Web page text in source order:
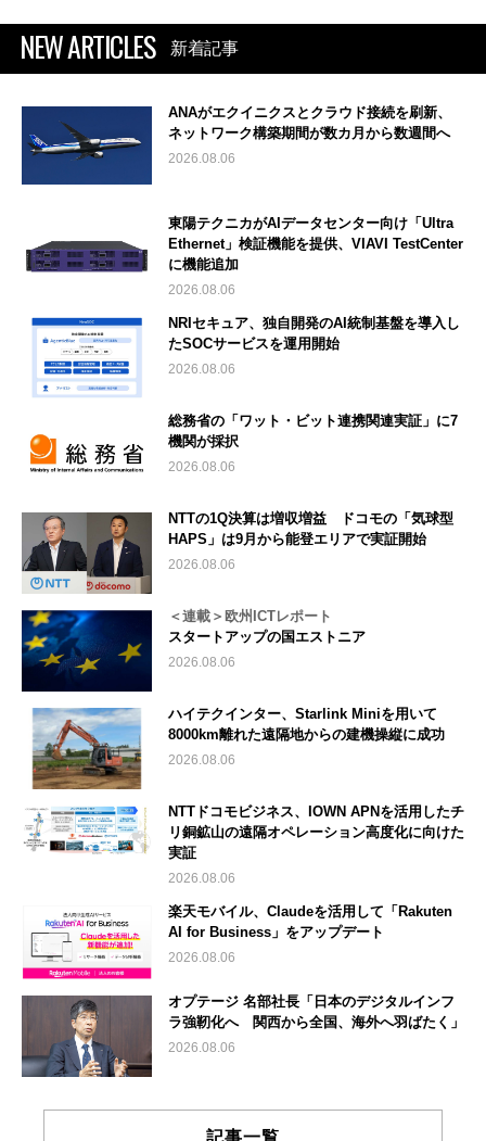
NEW ARTICLES 新着記事
ANAがエクイニクスとクラウド接続を刷新、
ネットワーク構築期間が数カ月から数週間へ
2026.08.06
東陽テクニカがAIデータセンター向け「Ultra
Ethernet」検証機能を提供、VIAVI TestCenter
に機能追加
2026.08.06
NRIセキュア、独自開発のAI統制基盤を導入し
たSOCサービスを運用開始
2026.08.06
総務省の「ワット・ビット連携関連実証」に7
機関が採択
2026.08.06
NTTの1Q決算は増収増益 ドコモの「気球型
HAPS」は9月から能登エリアで実証開始
2026.08.06
＜連載＞欧州ICTレポート
スタートアップの国エストニア
2026.08.06
ハイテクインター、Starlink Miniを用いて
8000km離れた遠隔地からの建機操縦に成功
2026.08.06
NTTドコモビジネス、IOWN APNを活用したチ
リ銅鉱山の遠隔オペレーション高度化に向けた
実証
2026.08.06
楽天モバイル、Claudeを活用して「Rakuten
AI for Business」をアップデート
2026.08.06
オプテージ 名部社長「日本のデジタルインフ
ラ強靭化へ 関西から全国、海外へ羽ばたく」
2026.08.06
記事一覧